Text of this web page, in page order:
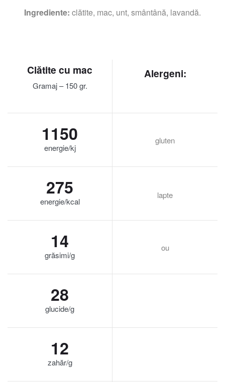
Ingrediente: clătite, mac, unt, smântână, lavandă.
Clătite cu mac
Gramaj – 150 gr.
Alergeni:
1150
energie/kj
gluten
275
energie/kcal
lapte
14
grăsimi/g
ou
28
glucide/g
12
zahăr/g